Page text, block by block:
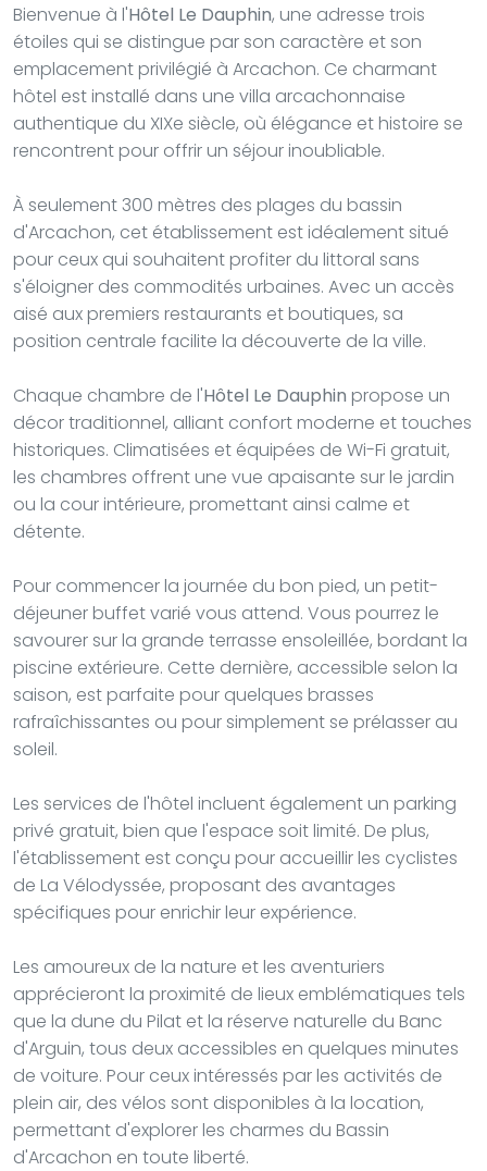
Bienvenue à l'Hôtel Le Dauphin, une adresse trois
étoiles qui se distingue par son caractère et son
emplacement privilégié à Arcachon. Ce charmant
hôtel est installé dans une villa arcachonnaise
authentique du XIXe siècle, où élégance et histoire se
rencontrent pour offrir un séjour inoubliable.
À seulement 300 mètres des plages du bassin
d'Arcachon, cet établissement est idéalement situé
pour ceux qui souhaitent profiter du littoral sans
s'éloigner des commodités urbaines. Avec un accès
aisé aux premiers restaurants et boutiques, sa
position centrale facilite la découverte de la ville.
Chaque chambre de l'Hôtel Le Dauphin propose un
décor traditionnel, alliant confort moderne et touches
historiques. Climatisées et équipées de Wi-Fi gratuit,
les chambres offrent une vue apaisante sur le jardin
ou la cour intérieure, promettant ainsi calme et
détente.
Pour commencer la journée du bon pied, un petit-
déjeuner buffet varié vous attend. Vous pourrez le
savourer sur la grande terrasse ensoleillée, bordant la
piscine extérieure. Cette dernière, accessible selon la
saison, est parfaite pour quelques brasses
rafraîchissantes ou pour simplement se prélasser au
soleil.
Les services de l'hôtel incluent également un parking
privé gratuit, bien que l'espace soit limité. De plus,
l'établissement est conçu pour accueillir les cyclistes
de La Vélodyssée, proposant des avantages
spécifiques pour enrichir leur expérience.
Les amoureux de la nature et les aventuriers
apprécieront la proximité de lieux emblématiques tels
que la dune du Pilat et la réserve naturelle du Banc
d'Arguin, tous deux accessibles en quelques minutes
de voiture. Pour ceux intéressés par les activités de
plein air, des vélos sont disponibles à la location,
permettant d'explorer les charmes du Bassin
d'Arcachon en toute liberté.